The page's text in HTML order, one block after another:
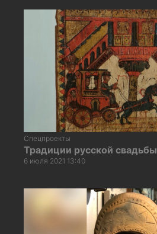
Спецпроекты
Традиции русской свадьбы
6 июля 2021 13:40